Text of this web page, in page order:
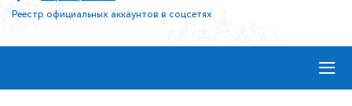
Реестр официальных аккаунтов в соцсетях
≡